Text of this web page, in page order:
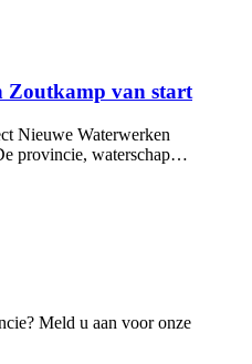
Zoutkamp van start
Nieuwe Waterwerken
provincie, waterschap…
Meld u aan voor onze